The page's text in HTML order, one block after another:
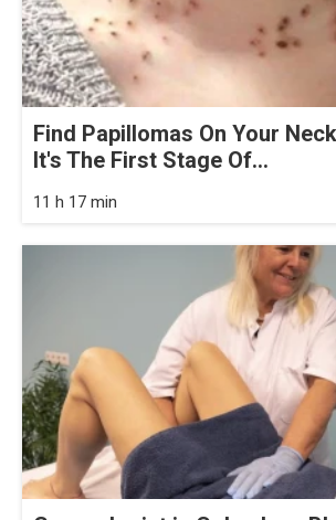
Find Papillomas On Your
It's The First Stage Of...
11 h 17 min